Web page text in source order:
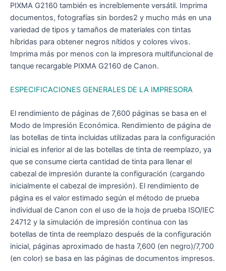
PIXMA G2160 también es increíblemente versátil. Imprima
documentos, fotografías sin bordes2 y mucho más en una
variedad de tipos y tamaños de materiales con tintas
híbridas para obtener negros nítidos y colores vivos.
Imprima más por menos con la impresora multifuncional de
tanque recargable PIXMA G2160 de Canon.
ESPECIFICACIONES GENERALES DE LA IMPRESORA
El rendimiento de páginas de 7,600 páginas se basa en el
Modo de Impresión Económica. Rendimiento de página de
las botellas de tinta incluidas utilizadas para la configuración
inicial es inferior al de las botellas de tinta de reemplazo, ya
que se consume cierta cantidad de tinta para llenar el
cabezal de impresión durante la configuración (cargando
inicialmente el cabezal de impresión). El rendimiento de
página es el valor estimado según el método de prueba
individual de Canon con el uso de la hoja de prueba ISO/IEC
24712 y la simulación de impresión continua con las
botellas de tinta de reemplazo después de la configuración
inicial, páginas aproximado de hasta 7,600 (en negro)/7,700
(en color) se basa en las páginas de documentos impresos.